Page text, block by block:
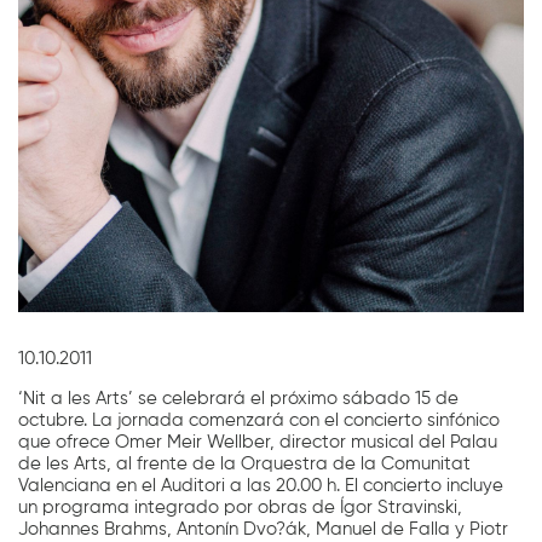
10.10.2011
‘Nit a les Arts’ se celebrará el próximo sábado 15 de
octubre. La jornada comenzará con el concierto sinfónico
que ofrece Omer Meir Wellber, director musical del Palau
de les Arts, al frente de la Orquestra de la Comunitat
Valenciana en el Auditori a las 20.00 h. El concierto incluye
un programa integrado por obras de Ígor Stravinski,
Johannes Brahms, Antonín Dvo?ák, Manuel de Falla y Piotr